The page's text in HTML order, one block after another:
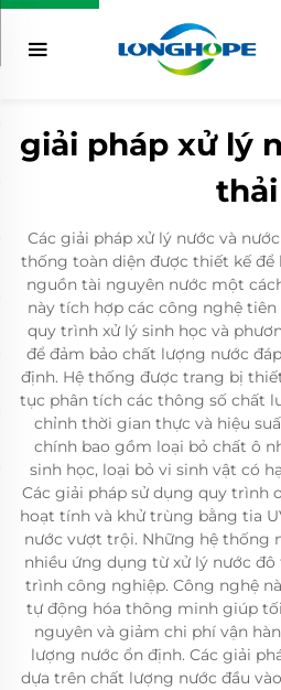
giải pháp xử lý
thải
Các giải pháp xử lý nước và
thống toàn diện được thiết kế để
nguồn tài nguyên nước một
này tích hợp các công nghệ
quy trình xử lý sinh học và
để đảm bảo chất lượng nước
định. Hệ thống được trang bị
tục phân tích các thông số chất
chỉnh thời gian thực và hiệu
chính bao gồm loại bỏ chất ô
sinh học, loại bỏ vi sinh vật có
Các giải pháp sử dụng quy trình
hoạt tính và khử trùng bằng tia
nước vượt trội. Những hệ thống
nhiều ứng dụng từ xử lý nước
trình công nghiệp. Công nghệ
tự động hóa thông minh giúp
nguyên và giảm chi phí vận
lượng nước ổn định. Các giải
dựa trên chất lượng nước đầu